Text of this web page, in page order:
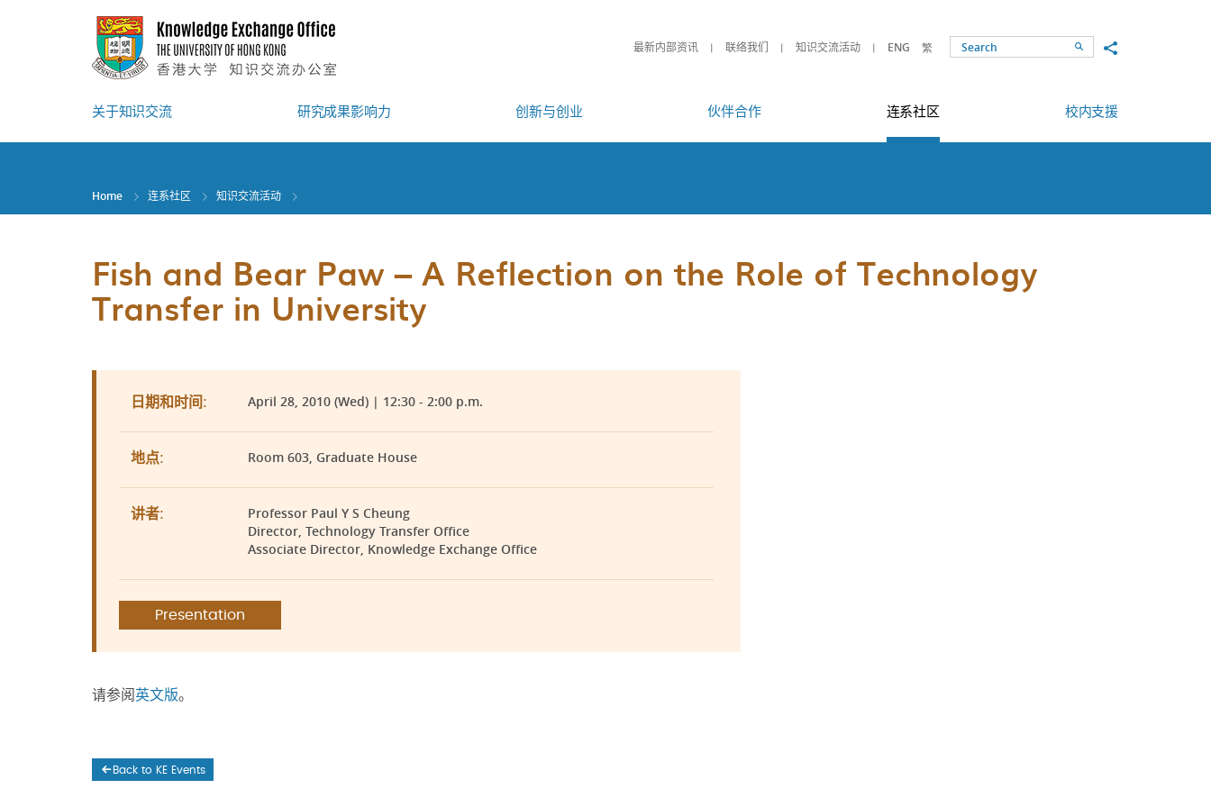
最新内部资讯 联络我们 知识交流活动 ENG 繁 SearchShare to
关于知识交流 研究成果影响力 创新与创业 伙伴合作 连系社区 校内支援
Home 连系社区 知识交流活动
Fish and Bear Paw – A Reflection on the Role of Technology
Transfer in University
日期和时间: April 28, 2010 (Wed) | 12:30 - 2:00 p.m.
地点: Room 603, Graduate House
讲者:
Professor Paul Y S Cheung
Director, Technology Transfer Office
Associate Director, Knowledge Exchange Office
Presentation
请参阅 英文版。
Back to KE Events